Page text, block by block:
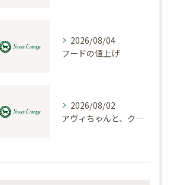
2026/08/04
フードの値上げ
2026/08/02
アヴィちゃんと、クロエちゃん